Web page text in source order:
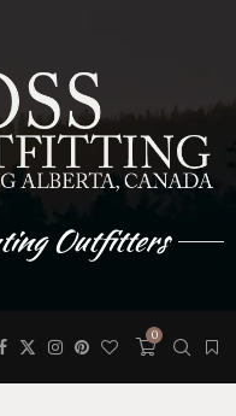
Outfitters
0